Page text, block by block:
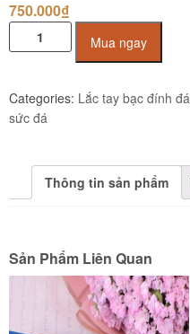
750.000₫
Tay
Cao
Cấp
Trắng
JL1027
quantity
Mua ngay
Categories: Lắc tay bạc đính đá
sức đá
Thông tin sản phẩm
Sản Phẩm Liên Quan